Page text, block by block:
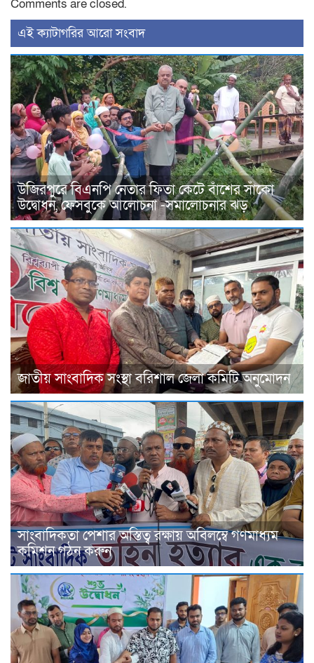
Comments are closed.
‍এই ক্যাটাগরির ‍আরো সংবাদ
উজিরপুরে বিএনপি নেতার ফিতা কেটে বাঁশের সাঁকো
উদ্বোধন, ফেসবুকে আলোচনা -সমালোচনার ঝড়
জাতীয় সাংবাদিক সংস্থা বরিশাল জেলা কমিটি অনুমোদন
সাংবাদিকতা পেশার অস্তিত্ব রক্ষায় অবিলম্বে গণমাধ্যম
কমিশন গঠন করুন